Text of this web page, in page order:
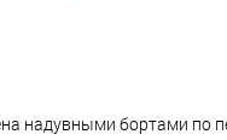
надувными бортами по